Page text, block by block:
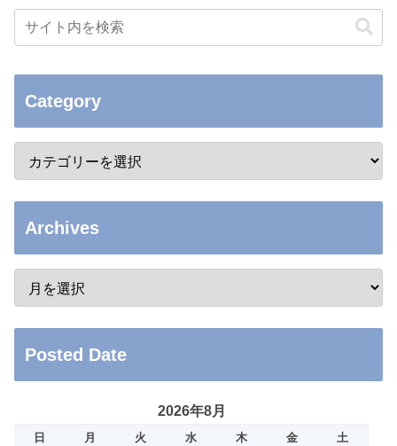
Category
Archives
Posted Date
2026年8月
日 月 火 水 木 金
土